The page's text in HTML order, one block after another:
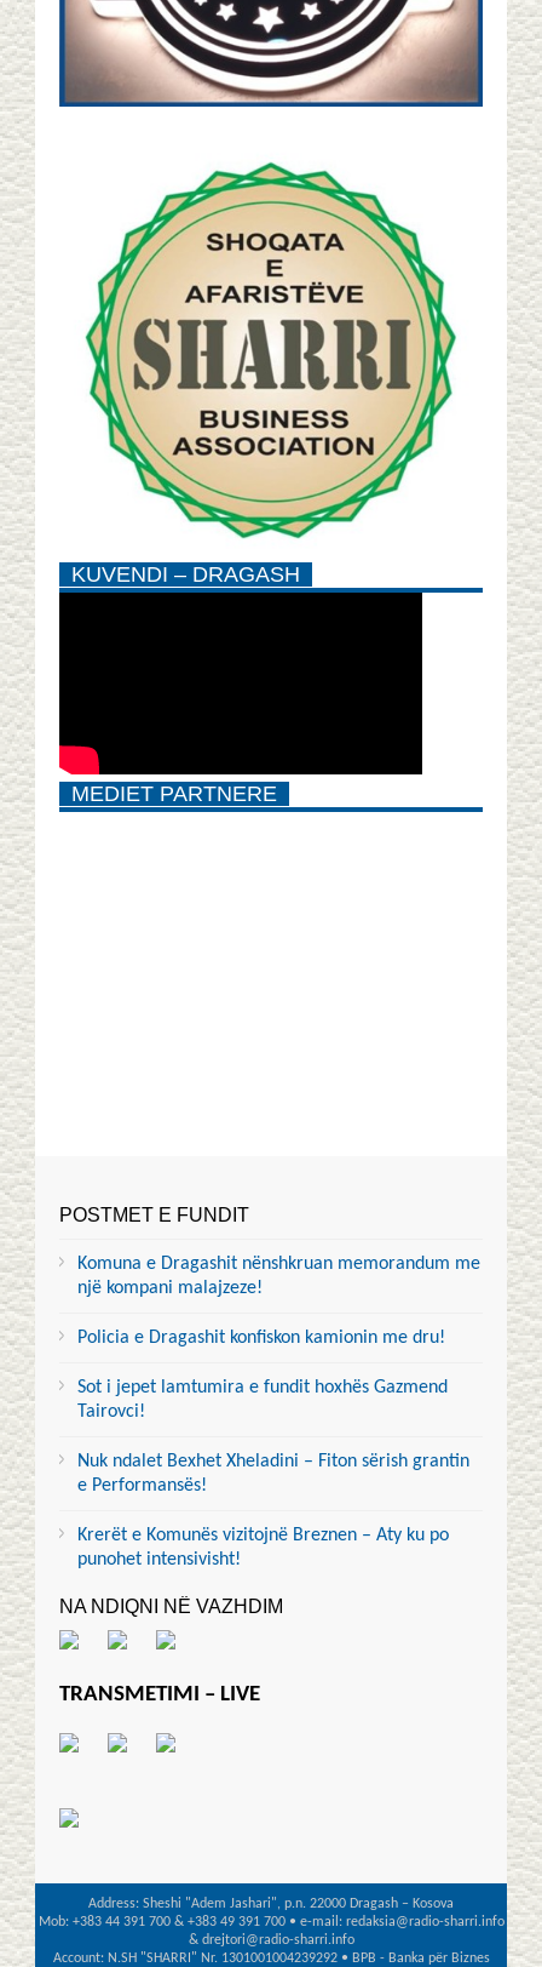
KUVENDI – DRAGASH
MEDIET PARTNERE
POSTMET E FUNDIT
Komuna e Dragashit nënshkruan memorandum me
një kompani malajzeze!
Policia e Dragashit konfiskon kamionin me dru!
Sot i jepet lamtumira e fundit hoxhës Gazmend
Tairovci!
Nuk ndalet Bexhet Xheladini – Fiton sërish grantin
e Performansës!
Krerët e Komunës vizitojnë Breznen – Aty ku po
punohet intensivisht!
NA NDIQNI NË VAZHDIM
TRANSMETIMI – LIVE
Address: Sheshi "Adem Jashari", p.n. 22000 Dragash – Kosova
Mob: +383 44 391 700 & +383 49 391 700 • e-mail: redaksia@radio-sharri.info
& drejtori@radio-sharri.info
Account: N.SH "SHARRI" Nr. 1301001004239292 • BPB - Banka për Biznes